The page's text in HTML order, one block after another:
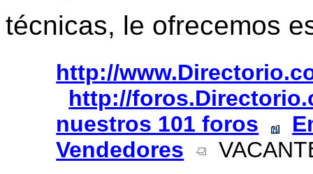
técnicas, le ofrecemos
http://
http://
nuestros 101 foros
Vendedores